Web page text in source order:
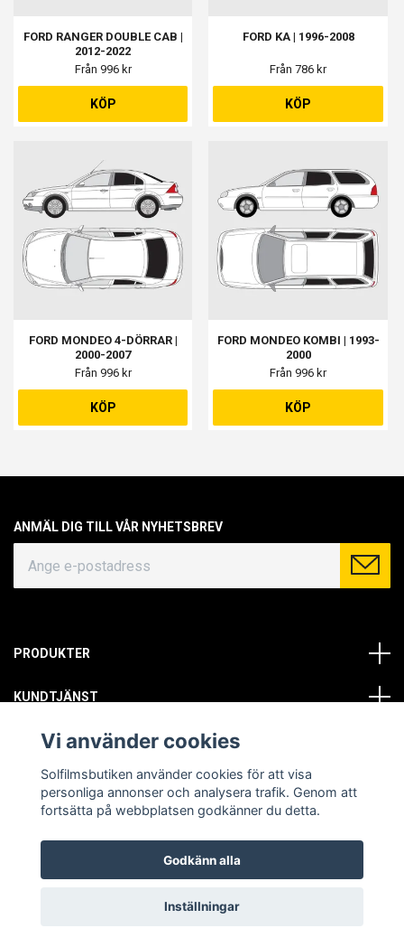
FORD RANGER DOUBLE CAB |
2012-2022
Från 996 kr
KÖP
FORD KA | 1996-2008
Från 786 kr
KÖP
FORD MONDEO 4-DÖRRAR |
2000-2007
Från 996 kr
KÖP
FORD MONDEO KOMBI | 1993-
2000
Från 996 kr
KÖP
ANMÄL DIG TILL VÅR NYHETSBREV
PRODUKTER
KUNDTJÄNST
OM OSS
SOCIALA MEDIER
© Copyright 2026 Solfilmsbutiken. All rights reserved.
Vi använder cookies
Solfilmsbutiken använder cookies för att visa
personliga annonser och analysera trafik. Genom att
fortsätta på webbplatsen godkänner du detta.
Godkänn alla
Inställningar